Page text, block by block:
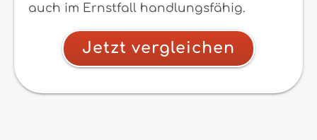
auch im Ernstfall handlungsfähig.
Jetzt vergleichen